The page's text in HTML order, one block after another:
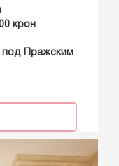
крон
под Пражским